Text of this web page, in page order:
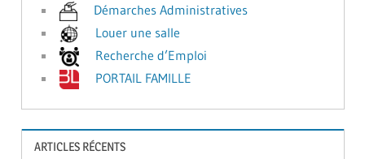
Démarches Administratives
Louer une salle
Recherche d’Emploi
PORTAIL FAMILLE
ARTICLES RÉCENTS